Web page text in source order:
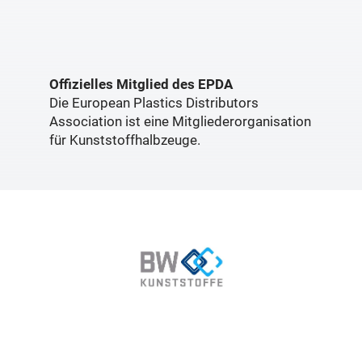
Offizielles Mitglied des EPDA
Die European Plastics Distributors
Association ist eine Mitgliederorganisation
für Kunststoffhalbzeuge.